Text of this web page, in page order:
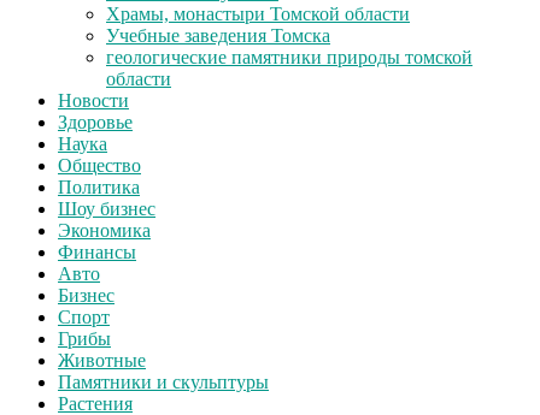
Храмы, монастыри Томской области
Учебные заведения Томска
геологические памятники природы томской
области
Новости
Здоровье
Наука
Общество
Политика
Шоу бизнес
Экономика
Финансы
Авто
Бизнес
Спорт
Грибы
Животные
Памятники и скульптуры
Растения